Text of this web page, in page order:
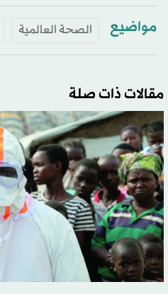
مواضيع الصحة العالمية
مقالات ذات صلة